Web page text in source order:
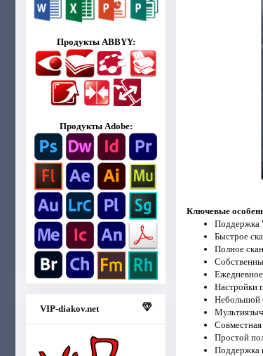
Продукты ABBYY:
Продукты Adobe:
VIP-diakov.net
Ключевые
Поддержка
Быстрое
Полное
Настройки
Небольшой
Простой
Поддержка